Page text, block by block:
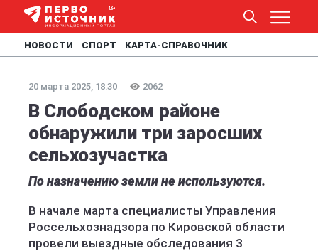
НОВОСТИ СПОРТ КАРТА-СПРАВОЧНИК
20 марта 2025, 18:30 2062
В Слободском районе
обнаружили три заросших
сельхозучастка
По назначению земли не используются.
В начале марта специалисты Управления
Россельхознадзора по Кировской области
провели выездные обследования 3